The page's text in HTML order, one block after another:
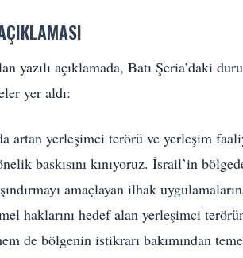
yazılı açıklamada, Batı Şeria’daki
yer aldı:
artan yerleşimci terörü ve yerleşim
baskısını kınıyoruz. İsrail’in bölgede
amaçlayan ilhak
haklarını hedef alan yerleşimci
de bölgenin istikrarı bakımından